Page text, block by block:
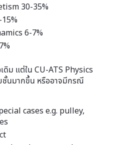
30-35%
6-7%
แต่ใน CU-ATS Physics
ชั้นมากขึ้น หรืออาจมีกรณี
cases e.g. pulley,